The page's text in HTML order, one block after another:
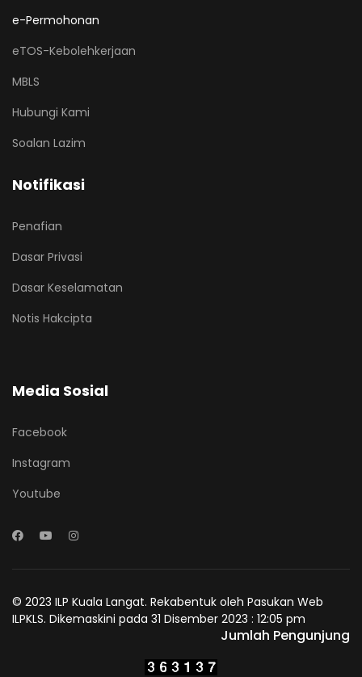
e-Permohonan
eTOS-Kebolehkerjaan
MBLS
Hubungi Kami
Soalan Lazim
Notifikasi
Penafian
Dasar Privasi
Dasar Keselamatan
Notis Hakcipta
Media Sosial
Facebook
Instagram
Youtube
© 2023 ILP Kuala Langat. Rekabentuk oleh Pasukan Web
ILPKLS. Dikemaskini pada 31 Disember 2023 : 12:05 pm
Jumlah Pengunjung